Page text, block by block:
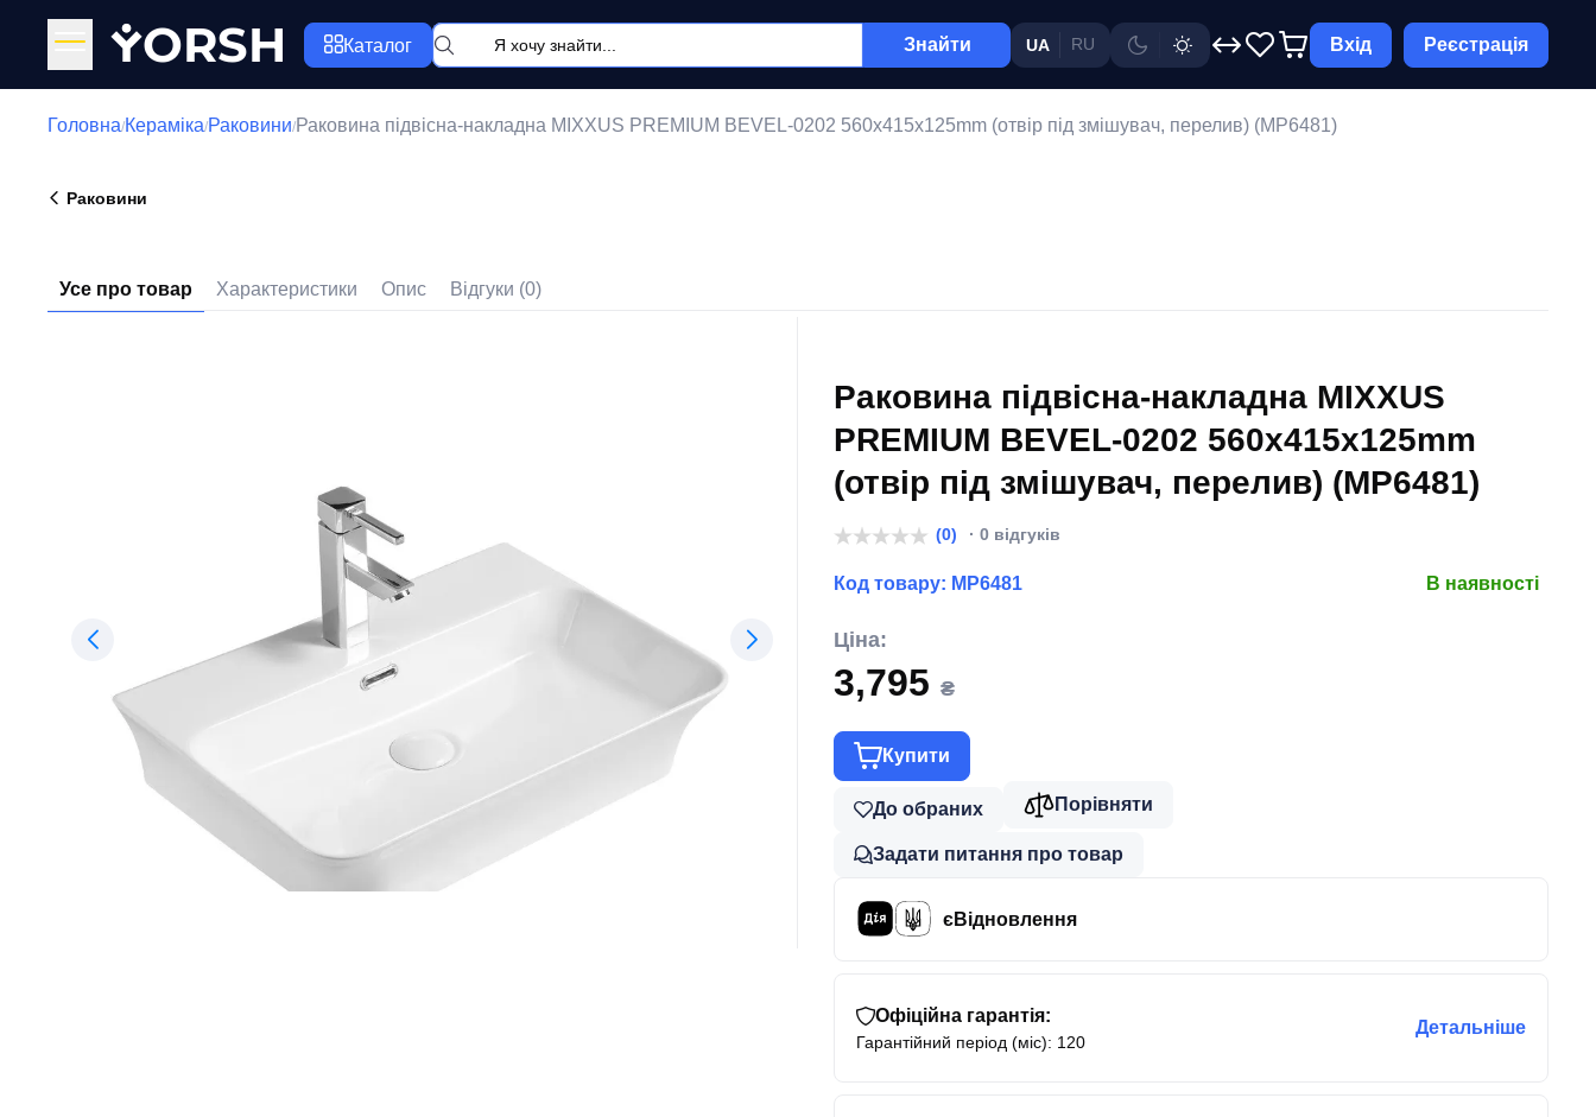
YORSH Каталог Знайти UA RU Вхід Реєстрація
Головна/Кераміка/Раковини/Раковина підвісна-накладна MIXXUS PREMIUM BEVEL-0202 560х415х125mm (отвір під змішувач, перелив) (MP6481)
Раковини
Усе про товар Характеристики Опис Відгуки (0)
Раковина підвісна-накладна MIXXUS
PREMIUM BEVEL-0202 560х415х125mm
(отвір під змішувач, перелив) (MP6481)
(0) · 0 відгуків
Код товару: MP6481 В наявності
Ціна:
3,795 ₴
Купити
До обраних Порівняти
Задати питання про товар
єВідновлення
Офіційна гарантія:
Гарантійний період (міс): 120
Детальніше